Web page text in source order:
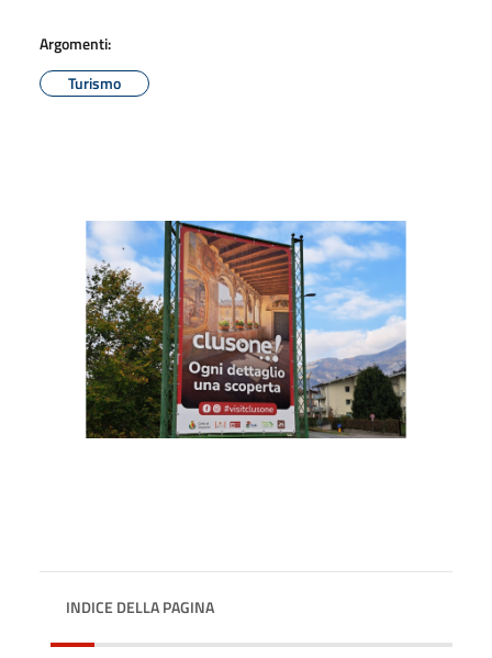
Argomenti:
Turismo
INDICE DELLA PAGINA